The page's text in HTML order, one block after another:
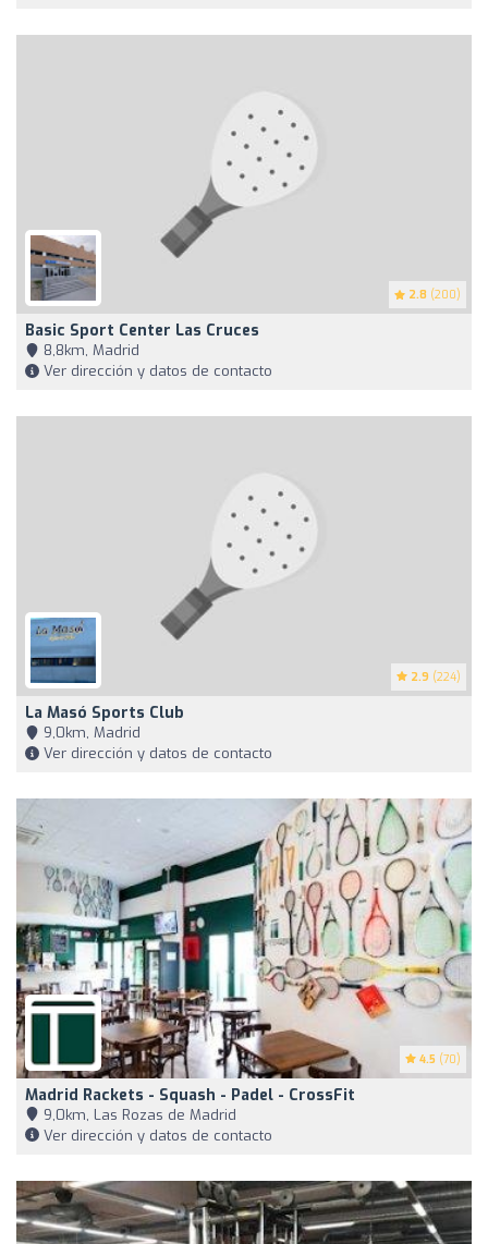
2.8 (200)
Basic Sport Center Las Cruces
8,8km, Madrid
Ver dirección y datos de contacto
2.9 (224)
La Masó Sports Club
9,0km, Madrid
Ver dirección y datos de contacto
4.5 (70)
Madrid Rackets - Squash - Padel - CrossFit
9,0km, Las Rozas de Madrid
Ver dirección y datos de contacto